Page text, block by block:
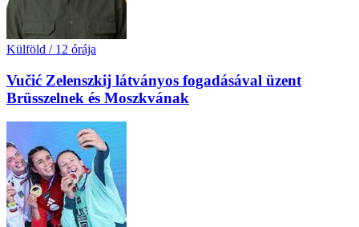
Külföld / 12 órája
Vučić Zelenszkij látványos fogadásával üzent
Brüsszelnek és Moszkvának